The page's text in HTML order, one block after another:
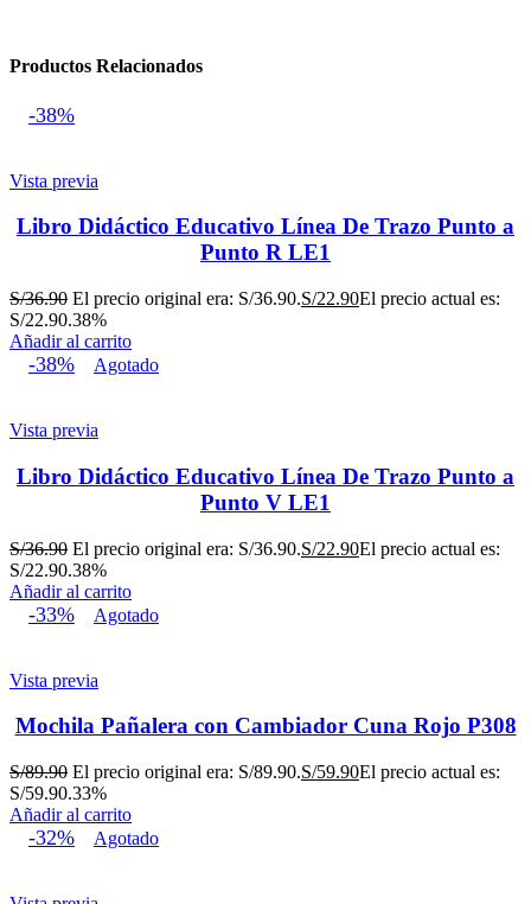
Productos Relacionados
-38%
Vista previa
Libro Didáctico Educativo Línea De Trazo Punto a
Punto R LE1
S/36.90 El precio original era: S/36.90.S/22.90El precio actual es:
S/22.90.38%
Añadir al carrito
-38% Agotado
Vista previa
Libro Didáctico Educativo Línea De Trazo Punto a
Punto V LE1
S/36.90 El precio original era: S/36.90.S/22.90El precio actual es:
S/22.90.38%
Añadir al carrito
-33% Agotado
Vista previa
Mochila Pañalera con Cambiador Cuna Rojo P308
S/89.90 El precio original era: S/89.90.S/59.90El precio actual es:
S/59.90.33%
Añadir al carrito
-32% Agotado